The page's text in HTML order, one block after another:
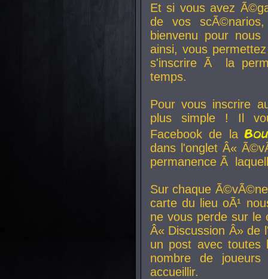
Et si vous avez
de vos
bienvenu pour
ainsi, vous
s'inscrire Ã la
temps.
Pour vous inscrire
plus simple ! Il
Facebook de la
dans l'onglet Â«
permanence Ã
Sur chaque
carte du lieu oÃ¹
ne vous perde sur le
Â« Discussion Â» de
un post avec toutes
nombre de
accueillir.